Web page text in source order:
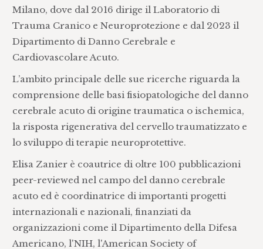
Milano, dove dal 2016 dirige il Laboratorio di
Trauma Cranico e Neuroprotezione e dal 2023 il
Dipartimento di Danno Cerebrale e
Cardiovascolare Acuto.
L’ambito principale delle sue ricerche riguarda la
comprensione delle basi fisiopatologiche del danno
cerebrale acuto di origine traumatica o ischemica,
la risposta rigenerativa del cervello traumatizzato e
lo sviluppo di terapie neuroprotettive.
Elisa Zanier è coautrice di oltre 100 pubblicazioni
peer-reviewed nel campo del danno cerebrale
acuto ed è coordinatrice di importanti progetti
internazionali e nazionali, finanziati da
organizzazioni come il Dipartimento della Difesa
Americano, l'NIH, l'American Society of